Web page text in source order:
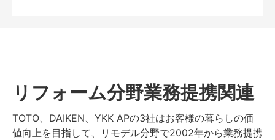
リフォーム分野業務提携関連
TOTO、DAIKEN、YKK APの3社はお客様の暮らしの価
値向上を目指して、リモデル分野で2002年から業務提携